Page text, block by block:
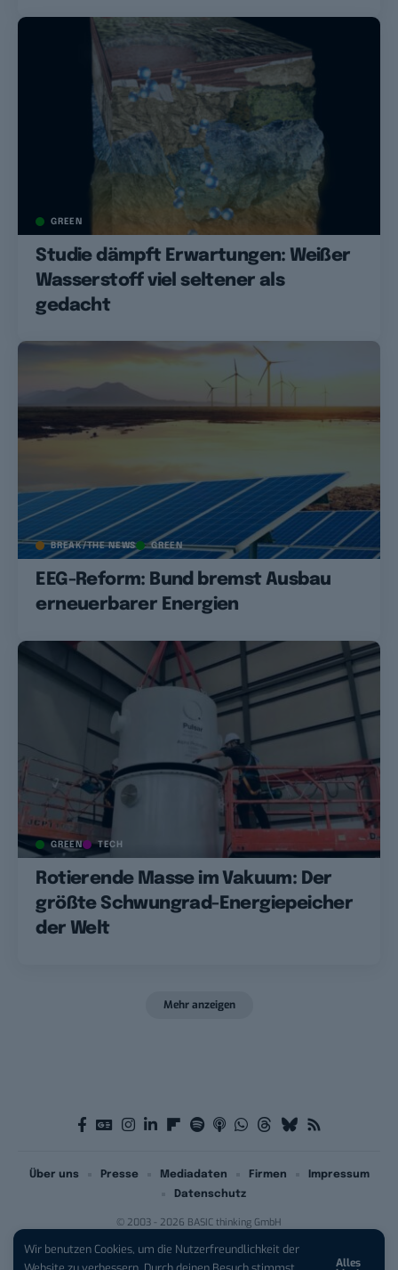
Wir benutzen Cookies, um die Nutzerfreundlichkeit der
Alles
GREEN
Studie dämpft Erwartungen: Weißer
Wasserstoff viel seltener als
gedacht
BREAK/THE NEWS GREEN
EEG-Reform: Bund bremst Ausbau
erneuerbarer Energien
GREEN TECH
Rotierende Masse im Vakuum: Der
größte Schwungrad-Energiepeicher
der Welt
Mehr anzeigen
© 2003 - 2026 BASIC thinking GmbH
Über uns Presse Mediadaten Firmen
Impressum
Datenschutz
iPhone 17 Pro sichern:Für 1 € +